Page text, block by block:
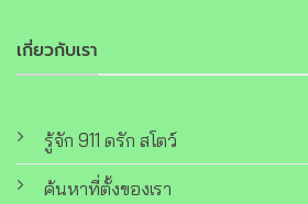
เกี่ยวกับเรา
รู้จัก 911 ดรัก สโตว์
ค้นหาที่ตั้งของเรา